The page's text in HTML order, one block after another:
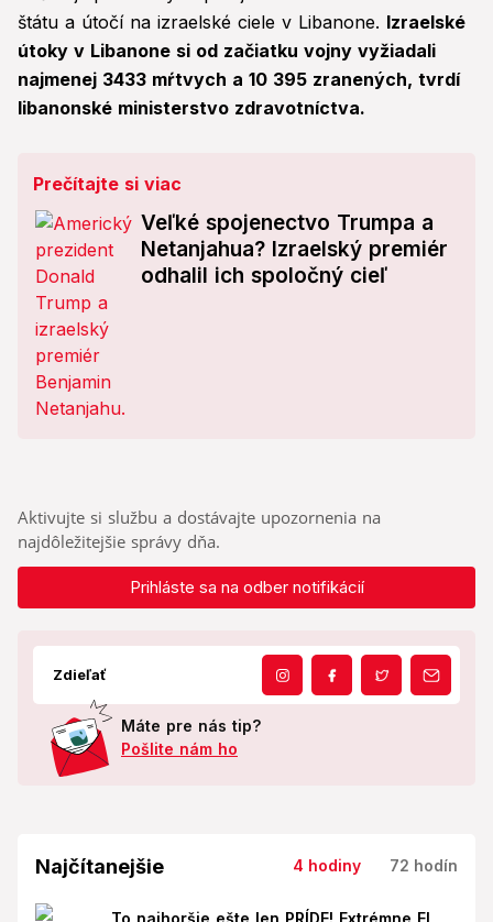
štátu a útočí na izraelské ciele v Libanone. Izraelské
útoky v Libanone si od začiatku vojny vyžiadali
najmenej 3433 mŕtvych a 10 395 zranených, tvrdí
libanonské ministerstvo zdravotníctva.
Prečítajte si viac
Veľké spojenectvo Trumpa a
Netanjahua? Izraelský premiér
odhalil ich spoločný cieľ
Aktivujte si službu a dostávajte upozornenia na
najdôležitejšie správy dňa.
Prihláste sa na odber notifikácií
Zdieľať
Máte pre nás tip?
Pošlite nám ho
Najčítanejšie 4 hodiny 72 hodín
To najhoršie ešte len PRÍDE! Extrémne El